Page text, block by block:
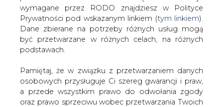
wymagane przez RODO znajdziesz w Polityce
Prywatności pod wskazanym linkiem (tym linkiem).
Dane zbierane na potrzeby różnych usług mogą
być przetwarzane w różnych celach, na różnych
podstawach.
Pamiętaj, że w związku z przetwarzaniem danych
osobowych przysługuje Ci szereg gwarancji i praw,
a przede wszystkim prawo do odwołania zgody
oraz prawo sprzeciwu wobec przetwarzania Twoich
Średnia produkcja Serinusa w III kw.
wzrosła o 2 proc.